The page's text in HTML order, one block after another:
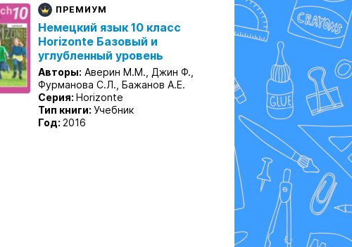
ПРЕМИУМ
Немецкий язык 10 класс
Horizonte Базовый и
углубленный уровень
Авторы: Аверин М.М., Джин Ф.,
Фурманова С.Л., Бажанов А.Е.
Серия: Horizonte
Тип книги: Учебник
Год: 2016